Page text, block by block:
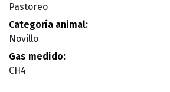
Pastoreo
Categoría animal:
Novillo
Gas medido:
CH4